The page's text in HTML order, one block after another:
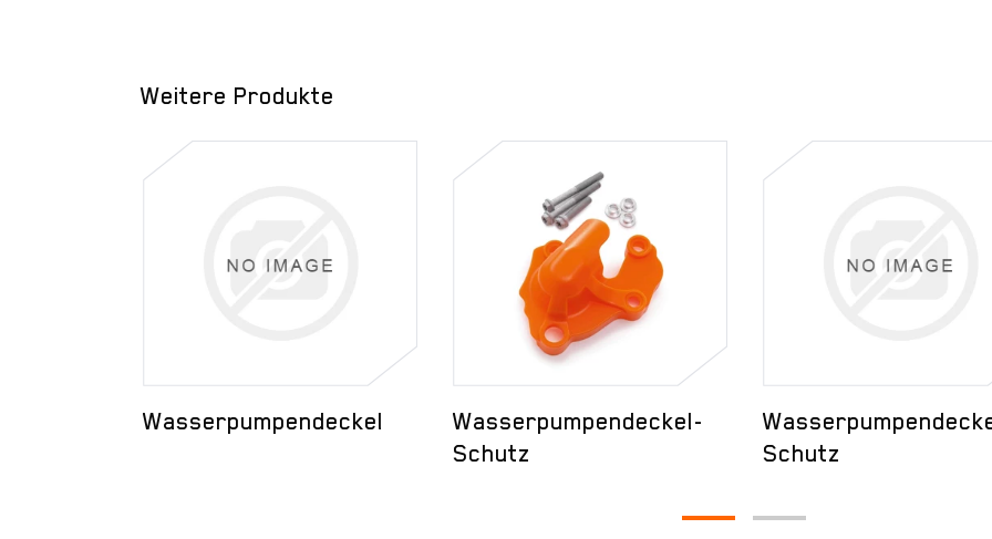
Weitere Produkte
Wasserpumpendeckel
Wasserpumpendeckel-
Schutz
Schutz